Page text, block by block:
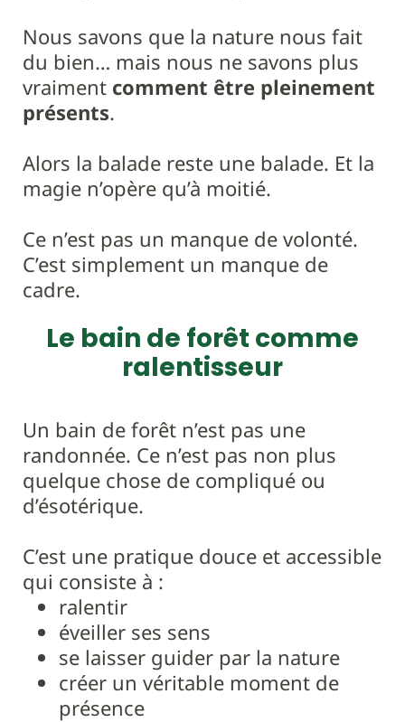
Nous savons que la nature nous fait
du bien… mais nous ne savons plus
vraiment comment être pleinement
présents.
Alors la balade reste une balade. Et la
magie n’opère qu’à moitié.
Ce n’est pas un manque de volonté.
C’est simplement un manque de
cadre.
Le bain de forêt comme
ralentisseur
Un bain de forêt n’est pas une
randonnée. Ce n’est pas non plus
quelque chose de compliqué ou
d’ésotérique.
C’est une pratique douce et accessible
qui consiste à :
ralentir
éveiller ses sens
se laisser guider par la nature
créer un véritable moment de
présence